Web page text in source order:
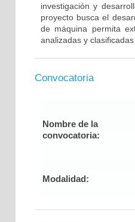
investigación y
proyecto busca el
de máquina permita
analizadas y
Convocatoria
Nombre de la
convocatoria:
Modalidad: